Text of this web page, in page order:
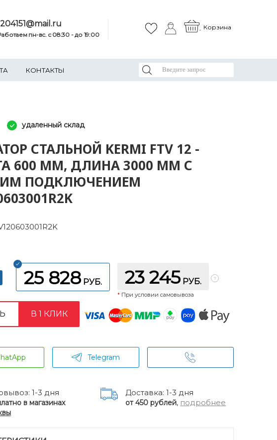
пн-вс. c 08:30 - до 19:00
Корзина
КОНТАКТЫ
удаленный склад
СТАЛЬНОЙ KERMI FTV 12 -
600 ММ, ДЛИНА 3000 ММ С
ПОДКЛЮЧЕНИЕМ
25 828 РУБ. 23 245 РУБ.
* При условии самовывоза
В 1 КЛИК
Telegram
1-3 дня
в магазинах
Доставка: 1-3 дня
от 450 рублей, подробнее